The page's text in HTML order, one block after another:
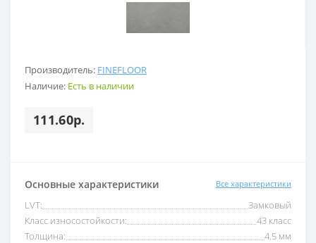
Производитель: FINEFLOOR
Наличие: Есть в наличии
111.60р.
Основные характеристики Все характеристики
LVT:
Замковый
Класс износостойкости:
43 класс
Толщина:
4.5 мм